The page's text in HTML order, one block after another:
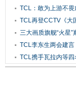
TCL：敢为上游不畏
TCL再登CCTV《大
三大画质旗舰“火星
TCL李东生两会建
TCL携手瓦拉内等四